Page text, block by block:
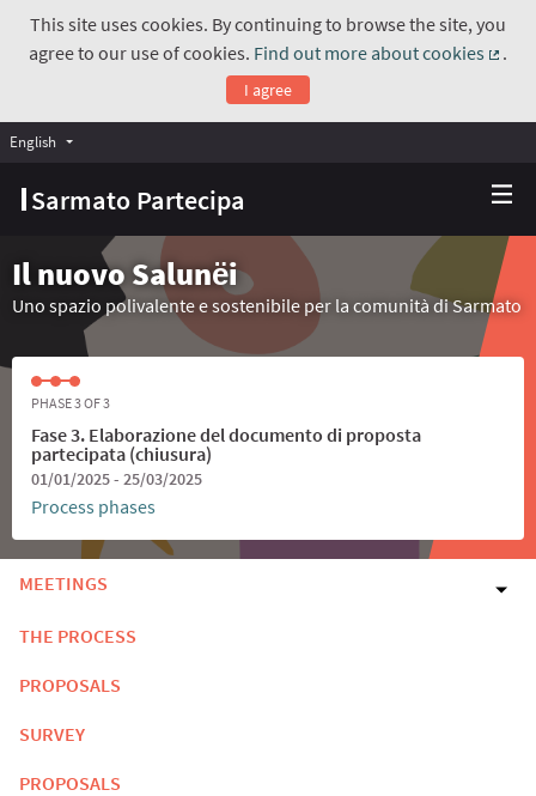
This site uses cookies. By continuing to browse the site, you
agree to our use of cookies. Find out more about cookies
.
I agree
Sarmato Partecipa
English Choose language
Il nuovo Salunёi
Uno spazio polivalente e sostenibile per la comunità di Sarmato
PHASE 3 OF 3
Fase 3. Elaborazione del documento di proposta
partecipata (chiusura)
01/01/2025 - 25/03/2025
Process phases
MEETINGS
THE PROCESS
PROPOSALS
SURVEY
PROPOSALS